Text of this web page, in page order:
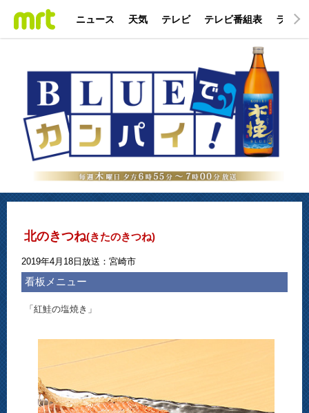
ニュース 天気 テレビ テレビ番組表 ラジオ
北のきつね(きたのきつね)
2019年4月18日放送：宮崎市
看板メニュー
「紅鮭の塩焼き」